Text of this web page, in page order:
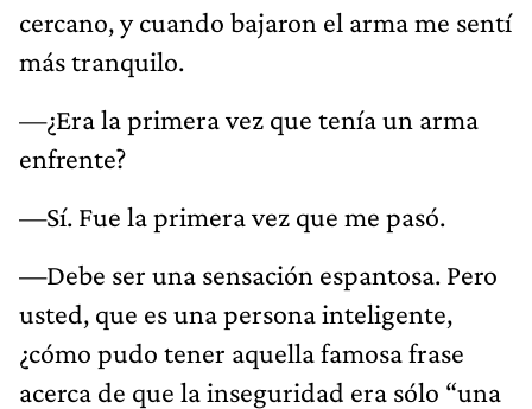
cercano, y cuando bajaron el arma me sentí
más tranquilo.
—¿Era la primera vez que tenía un arma
enfrente?
—Sí. Fue la primera vez que me pasó.
—Debe ser una sensación espantosa. Pero
usted, que es una persona inteligente,
¿cómo pudo tener aquella famosa frase
acerca de que la inseguridad era sólo “una